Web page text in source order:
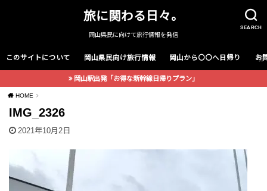
SEARCH
旅に関わる日々。
岡山県民に向けて旅行情報を発信
このサイトについて 岡山県民向け旅行情報 岡山から〇〇へ日帰り お
岡山駅出発「お得な新幹線日帰りプラン」
HOME
IMG_2326
2021年10月2日